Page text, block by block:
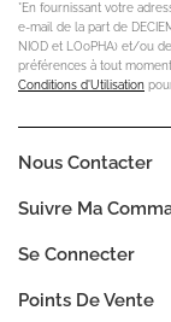
*En fournissant votre
e-mail de la part de
NIOD et LOoPHA) et/ou
préférences à tout
Conditions d'Utilisation
Nous Contacter
Suivre Ma
Se Connecter
Points De Vente